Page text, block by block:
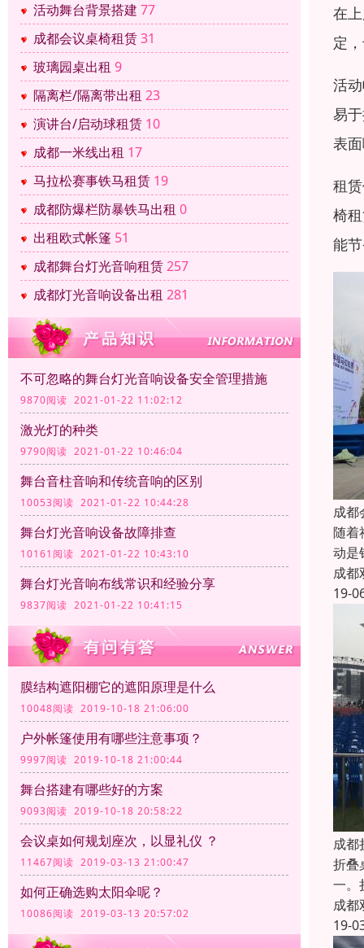
活动舞台背景搭建 77
成都会议桌椅租赁31
玻璃园桌出租 9
隔离栏/隔离带出租 23
演讲台/启动球租赁 10
成都一米线出租 17
马拉松赛事铁马租赁 19
成都防爆栏防暴铁马出租 0
出租欧式帐篷 51
成都舞台灯光音响租赁257
成都灯光音响设备出租 281
不可忽略的舞台灯光音响设备安全管理措施
9870阅读 2021-01-22 11:02:12
激光灯的种类
9790阅读 2021-01-22 10:46:04
舞台音柱音响和传统音响的区别
10053阅读 2021-01-22 10:44:28
舞台灯光音响设备故障排查
10161阅读 2021-01-22 10:43:10
舞台灯光音响布线常识和经验分享
9837阅读 2021-01-22 10:41:15
膜结构遮阳棚它的遮阳原理是什么
10048阅读 2019-10-18 21:06:00
户外帐篷使用有哪些注意事项？
9997阅读 2019-10-18 21:00:44
舞台搭建有哪些好的方案
9093阅读 2019-10-18 20:58:22
会议桌如何规划座次，以显礼仪 ？
11467阅读 2019-03-13 21:00:47
如何正确选购太阳伞呢？
10086阅读 2019-03-13 20:57:02
在
定
活
易
表
租
椅
能
成都
随着
动是
成都
19-
成都
折叠
一。
成都
19-